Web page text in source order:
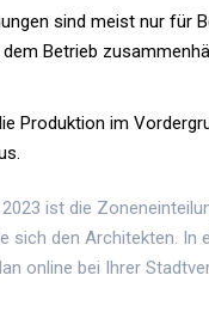
sind meist nur für
Betrieb
Produktion im
ist die
sich den Architekten. In
online bei Ihrer